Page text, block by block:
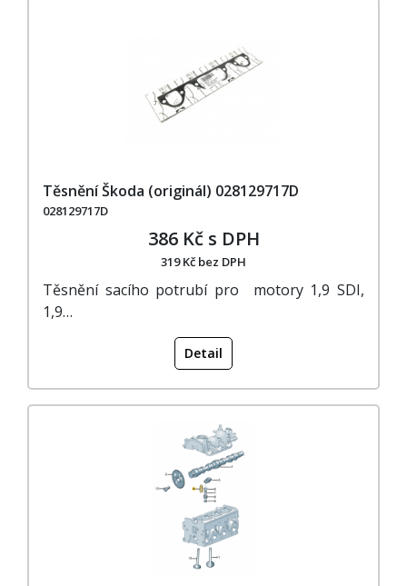
Těsnění Škoda (originál) 028129717D
028129717D
386 Kč s DPH
319 Kč bez DPH
Těsnění sacího potrubí pro motory 1,9 SDI,
1,9…
Detail